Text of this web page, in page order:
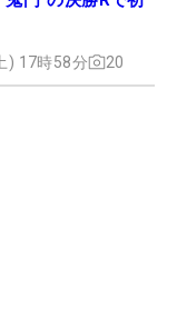
) 17時58分 20